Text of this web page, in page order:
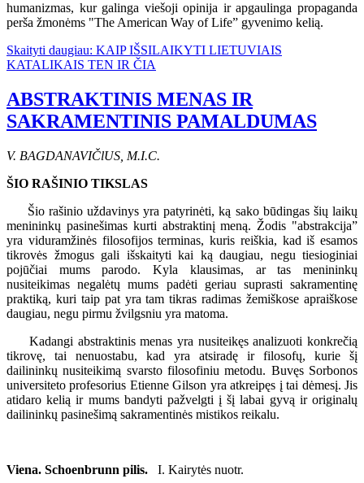
humanizmas, kur galinga viešoji opinija ir apgaulinga propaganda
perša žmonėms "The American Way of Life” gyvenimo kelią.
Skaityti daugiau: KAIP IŠSILAIKYTI LIETUVIAIS
KATALIKAIS TEN IR ČIA
ABSTRAKTINIS MENAS IR
SAKRAMENTINIS PAMALDUMAS
V. BAGDANAVIČlUS, M.I.C.
ŠIO RAŠINIO TIKSLAS
Šio rašinio uždavinys yra patyrinėti, ką sako būdingas šių laikų
menininkų pasinešimas kurti abstraktinį meną. Žodis "abstrakcija”
yra viduramžinės filosofijos terminas, kuris reiškia, kad iš esamos
tikrovės žmogus gali išskaityti kai ką daugiau, negu tiesioginiai
pojūčiai mums parodo. Kyla klausimas, ar tas menininkų
nusiteikimas negalėtų mums padėti geriau suprasti sakramentinę
praktiką, kuri taip pat yra tam tikras radimas žemiškose apraiškose
daugiau, negu pirmu žvilgsniu yra matoma.
Kadangi abstraktinis menas yra nusiteikęs analizuoti konkrečią
tikrovę, tai nenuostabu, kad yra atsiradę ir filosofų, kurie šį
dailininkų nusiteikimą svarsto filosofiniu metodu. Buvęs Sorbonos
universiteto profesorius Etienne Gilson yra atkreipęs į tai dėmesį. Jis
atidaro kelią ir mums bandyti pažvelgti į šį labai gyvą ir originalų
dailininkų pasinešimą sakramentinės mistikos reikalu.
Viena. Schoenbrunn pilis. I. Kairytės nuotr.